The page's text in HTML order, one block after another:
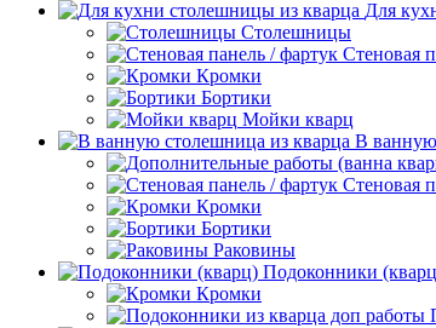
Для
Столешницы
Стеновая
Кромки
Бортики
Мойки кварц
В ванную
Стеновая
Кромки
Бортики
Раковины
Подоконники
Кромки